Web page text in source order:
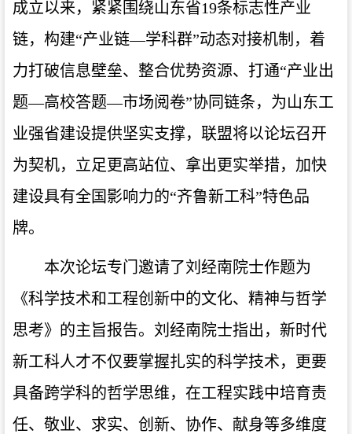
成立以来，紧紧围绕山东省19条标志性产业
链，构建“产业链—学科群”动态对接机制，着
力打破信息壁垒、整合优势资源、打通“产业出
题—高校答题—市场阅卷”协同链条，为山东工
业强省建设提供坚实支撑，联盟将以论坛召开
为契机，立足更高站位、拿出更实举措，加快
建设具有全国影响力的“齐鲁新工科”特色品
牌。
本次论坛专门邀请了刘经南院士作题为
《科学技术和工程创新中的文化、精神与哲学
思考》的主旨报告。刘经南院士指出，新时代
新工科人才不仅要掌握扎实的科学技术，更要
具备跨学科的哲学思维，在工程实践中培育责
任、敬业、求实、创新、协作、献身等多维度